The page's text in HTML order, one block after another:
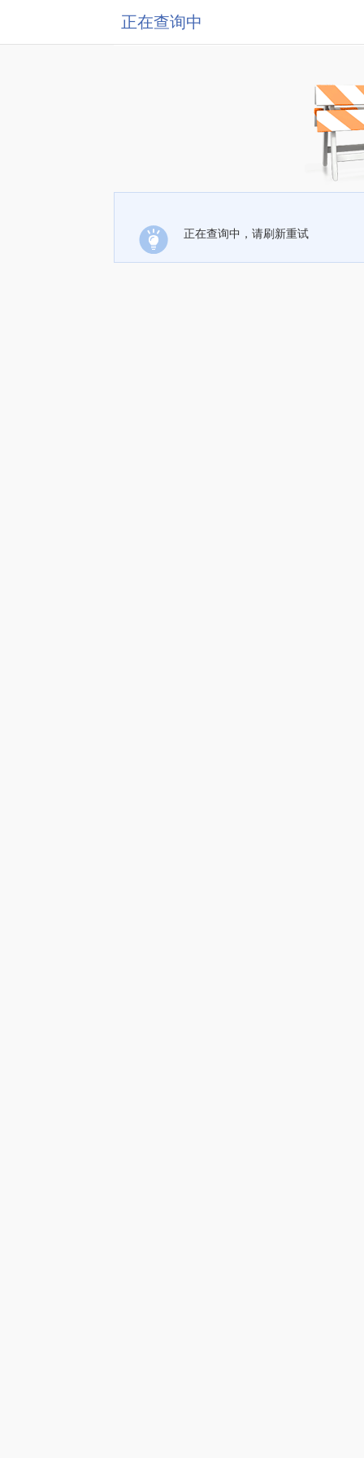
正在查询中
正在查询中，请刷新重试